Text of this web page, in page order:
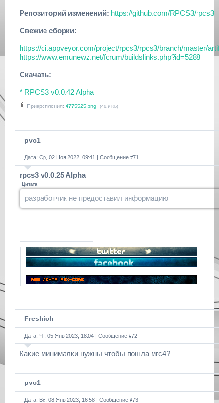
Репозиторий изменений: https://github.com/RPCS3/rpcs3
Свежие сборки:
https://ci.appveyor.com/project/rpcs3/rpcs3/branch/master/
https://www.emunewz.net/forum/buildslinks.php?id=5288
Скачать:
* RPCS3 v0.0.42 Alpha
Прикрепления: 4775525.png (46.9 Kb)
pvc1
Дата: Ср, 02 Ноя 2022, 09:41 | Сообщение #71
rpcs3 v0.0.25 Alpha
Цитата
разработчик не предоставил информацию
Freshich
Дата: Чт, 05 Янв 2023, 18:04 | Сообщение #72
Какие минималки нужны чтобы пошла мгс4?
pvc1
Дата: Вс, 08 Янв 2023, 16:58 | Сообщение #73